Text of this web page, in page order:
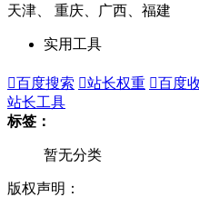
天津、 重庆、广西、福建
实用工具
百度搜索 站长权重 百度
站长工具
标签：
暂无分类
版权声明：